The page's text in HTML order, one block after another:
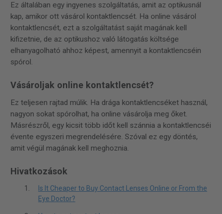
Ez általában egy ingyenes szolgáltatás, amit az optikusnál
kap, amikor ott vásárol kontaktlencsét. Ha online vásárol
kontaktlencsét, ezt a szolgáltatást saját magának kell
kifizetnie, de az optikushoz való látogatás költsége
elhanyagolható ahhoz képest, amennyit a kontaktlencséin
spórol.
Vásároljak online kontaktlencsét?
Ez teljesen rajtad múlik. Ha drága kontaktlencséket használ,
nagyon sokat spórolhat, ha online vásárolja meg őket.
Másrészről, egy kicsit több időt kell szánnia a kontaktlencséi
évente egyszeri megrendelésére. Szóval ez egy döntés,
amit végül magának kell meghoznia.
Hivatkozások
Is It Cheaper to Buy Contact Lenses Online or From the
Eye Doctor?